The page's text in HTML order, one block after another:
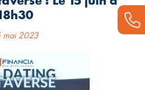
mai 2023